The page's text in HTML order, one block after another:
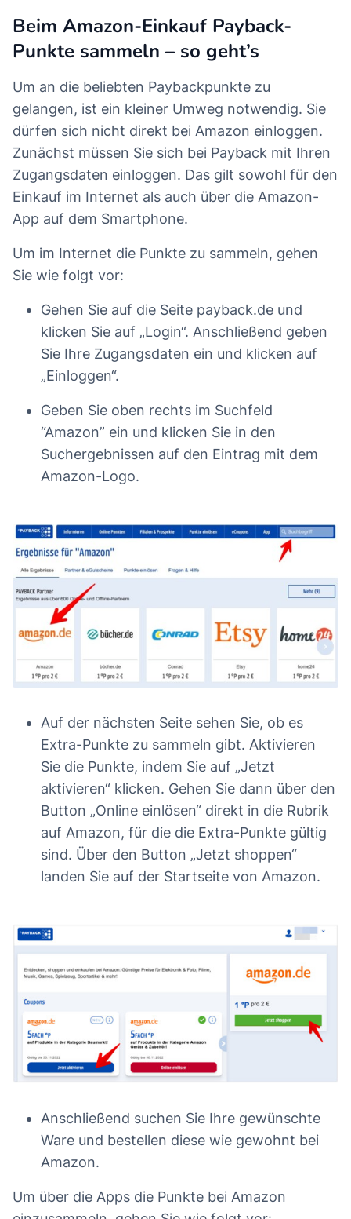
Beim Amazon-Einkauf Payback-
Punkte sammeln – so geht’s
Um an die beliebten Paybackpunkte zu
gelangen, ist ein kleiner Umweg notwendig. Sie
dürfen sich nicht direkt bei Amazon einloggen.
Zunächst müssen Sie sich bei Payback mit Ihren
Zugangsdaten einloggen. Das gilt sowohl für den
Einkauf im Internet als auch über die Amazon-
App auf dem Smartphone.
Um im Internet die Punkte zu sammeln, gehen
Sie wie folgt vor:
Gehen Sie auf die Seite payback.de und
klicken Sie auf „Login“. Anschließend geben
Sie Ihre Zugangsdaten ein und klicken auf
„Einloggen“.
Geben Sie oben rechts im Suchfeld
“Amazon” ein und klicken Sie in den
Suchergebnissen auf den Eintrag mit dem
Amazon-Logo.
Auf der nächsten Seite sehen Sie, ob es
Extra-Punkte zu sammeln gibt. Aktivieren
Sie die Punkte, indem Sie auf „Jetzt
aktivieren“ klicken. Gehen Sie dann über den
Button „Online einlösen“ direkt in die Rubrik
auf Amazon, für die die Extra-Punkte gültig
sind. Über den Button „Jetzt shoppen“
landen Sie auf der Startseite von Amazon.
Anschließend suchen Sie Ihre gewünschte
Ware und bestellen diese wie gewohnt bei
Amazon.
Um über die Apps die Punkte bei Amazon